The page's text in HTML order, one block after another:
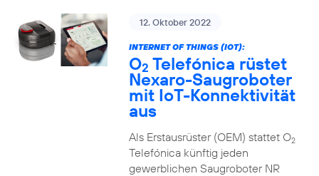
12. Oktober 2022
INTERNET OF THINGS (IOT):
O2 Telefónica rüstet
Nexaro-Saugroboter
mit IoT-Konnektivität
aus
Als Erstausrüster (OEM) stattet O2
Telefónica künftig jeden
gewerblichen Saugroboter NR